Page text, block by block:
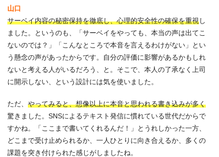
山口
サーベイ内容の秘密保持を徹底し、心理的安全性の確保を重視し
ました。というのも、「サーベイをやっても、本当の声は出てこ
ないのでは？」「こんなところで本音を言えるわけがない」とい
う懸念の声があったからです。自分の評価に影響があるかもしれ
ないと考える人がいるだろう、と。そこで、本人の了承なく上司
に開示しない、という設計には気を使いました。
ただ、 やってみると、想像以上に本音と思われる書き込みが多く
驚きました。SNSによるテキスト発信に慣れている世代だからで
すかね。「ここまで書いてくれるんだ！」とうれしかった一方、
どこまで受け止められるか、一人ひとりに向き合えるか、多くの
課題を突き付けられた感じがしましたね。